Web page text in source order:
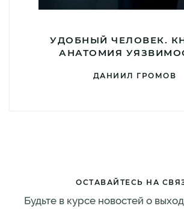
УДОБНЫЙ ЧЕЛОВЕК.
АНАТОМИЯ
ДАНИИЛ ГРОМОВ
ОСТАВАЙТЕСЬ НА
Будьте в курсе новостей о